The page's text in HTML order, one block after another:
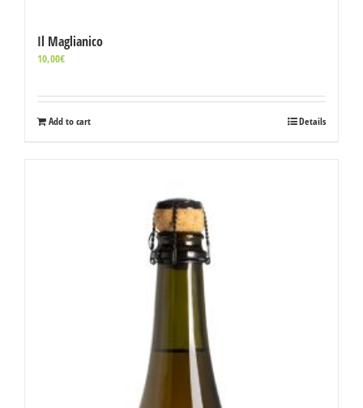
Il Maglianico
10,00€
Add to cart Details